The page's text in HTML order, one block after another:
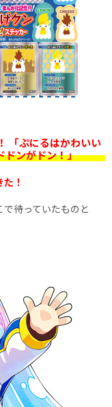
「ぷにるはかわいい
ドンがドン！」
！
待っていたものと